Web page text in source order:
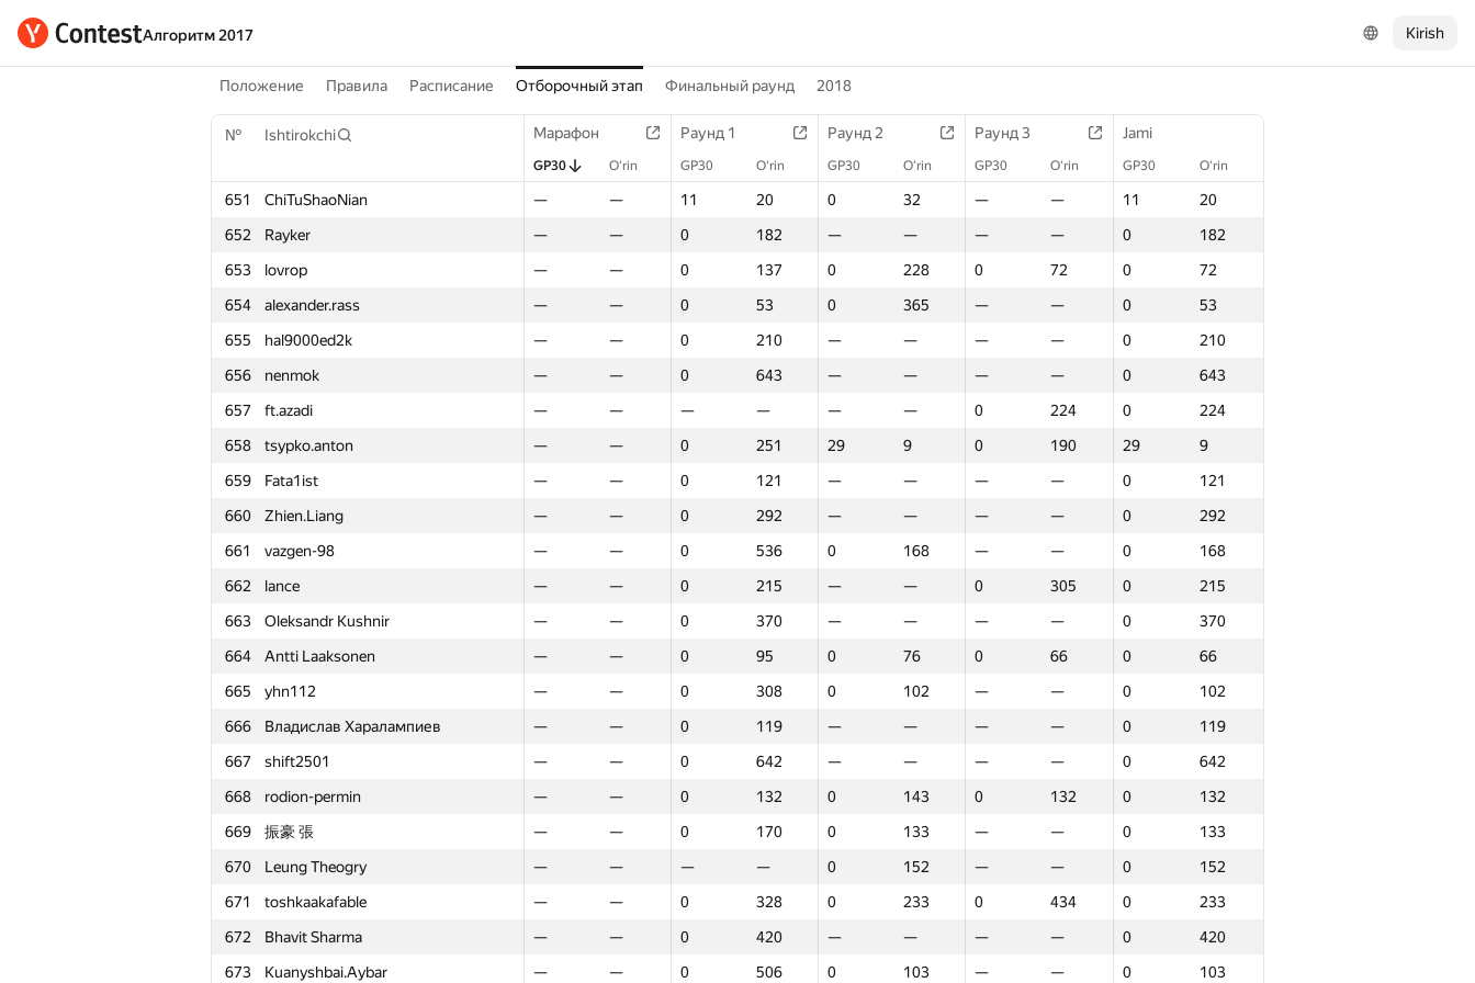
Алгоритм 2017 Kirish
Положение Правила Расписание Отборочный этап Финальный раунд 2018
№ Ishtirokchi Марафон Раунд 1 Раунд 2 Раунд 3 Jami
GP30 O‘rin GP30 O‘rin GP30 O‘rin GP30 O‘rin GP30 O‘rin
651 ChiTuShaoNian — — 11 20 0 32 — — 11
20
652
Rayker — — 0 182 — — — — 0
182
653
lovrop — — 0 137 0 228 0 72 0
72
654
alexander.rass — — 0 53 0 365 — — 0
53
655
hal9000ed2k — — 0 210 — — — — 0
210
656
nenmok — — 0 643 — — — — 0
643
657
ft.azadi — — — — — — 0 224 0
224
658
tsypko.anton — — 0 251 29 9 0 190 29
9
659
Fata1ist — — 0 121 — — — — 0
121
660
Zhien.Liang — — 0 292 — — — — 0
292
661
vazgen-98 — — 0 536 0 168 — — 0
168
662
lance — — 0 215 — — 0 305 0
215
663
Oleksandr Kushnir — — 0 370 — — — — 0
370
664
Antti Laaksonen — — 0 95 0 76 0 66 0
66
665
yhn112 — — 0 308 0 102 — — 0
102
666
Владислав Харалампиев — — 0 119 — — — — 0
119
667
shift2501 — — 0 642 — — — — 0
642
668
rodion-permin — — 0 132 0 143 0 132 0
132
669
振豪 張 — — 0 170 0 133 — — 0
133
670
Leung Theogry — — — — 0 152 — — 0
152
671
toshkaakafable — — 0 328 0 233 0 434 0
233
672
Bhavit Sharma — — 0 420 — — — — 0
420
673
Kuanyshbai.Aybar — — 0 506 0 103 — — 0
103
Ishtirokchi Раунд 1 Jami
GP30 O‘rin GP30 O‘rin GP30 O‘rin